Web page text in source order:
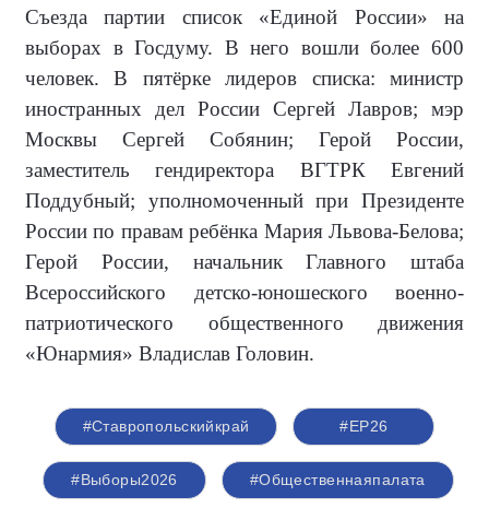
Съезда партии список «Единой России» на
выборах в Госдуму. В него вошли более 600
человек. В пятёрке лидеров списка: министр
иностранных дел России Сергей Лавров; мэр
Москвы Сергей Собянин; Герой России,
заместитель гендиректора ВГТРК Евгений
Поддубный; уполномоченный при Президенте
России по правам ребёнка Мария Львова-Белова;
Герой России, начальник Главного штаба
Всероссийского детско-юношеского военно-
патриотического общественного движения
«Юнармия» Владислав Головин.
#Ставропольскийкрай #ЕР26
#Выборы2026 #Общественнаяпалата